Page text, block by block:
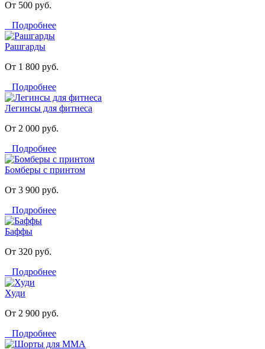
От 500 руб.
Подробнее
Рашгарды
От 1 800 руб.
Подробнее
Легинсы для фитнеса
От 2 000 руб.
Подробнее
Бомберы с принтом
От 3 900 руб.
Подробнее
Баффы
От 320 руб.
Подробнее
Худи
От 2 900 руб.
Подробнее